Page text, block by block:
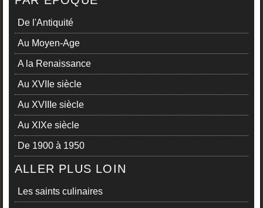
De l'Antiquité
Au Moyen-Age
A la Renaissance
Au XVIIe siècle
Au XVIIIe siècle
Au XIXe siècle
De 1900 à 1950
ALLER PLUS LOIN
Les saints culinaires